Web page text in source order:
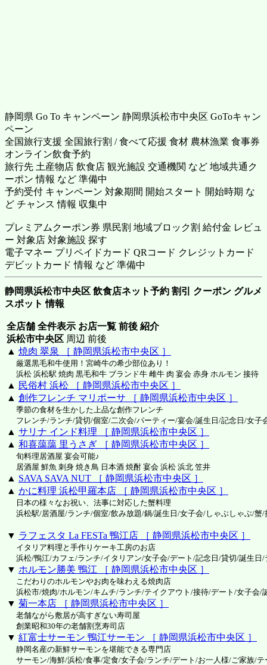
静岡県 Go To キャンペーン 静岡県浜松市中央区 GoToキャン
ペーン
全国旅行支援 全国旅行割 / 食べて応援 食材 農林漁業 食事券
オンライン飲食予約
旅行先 土産物店 飲食店 観光施設 交通機関 など 地域共通ク
ーポン 情報 など 準備中
予約受付 キャンペーン 対象期間 開始スタート 開始時期 な
ど チャンス 情報 収集中
プレミアムクーポン券 県民割 地域ブロック割 給付金 レビュ
ー 対象店 対象施設 探す
電子マネー プリペイドカード QRコード クレジットカード
デビットカード 情報 など 準備中
静岡県浜松市中央区 飲食店ネット予約 割引 クーポン グルメ
スポット 情報
全店舗 全件表示 お店一覧 前後 紹介
浜松市中央区 周辺 前後
▲ 焼肉 翠泉 ［ 静岡県浜松市中央区 ］
厳選黒毛和牛使用！宮崎牛の希少部位あり！
浜松 浜松駅 焼肉 黒毛和牛 ブランド牛 雌牛 肉 宴会 赤身 ホルモン 接待
▲ 民俗村 浜松 ［ 静岡県浜松市中央区 ］
▲ 創作フレンチ マリポーサ ［ 静岡県浜松市中央区 ］
季節の食材を生かした上品な創作フレンチ
フレンチ/ランチ/貸切/個室/二次会/パーティー/宴会/誕生日/記念日/女子
▲ サリナ インド料理 ［ 静岡県浜松市中央区 ］
▲ 和喜藹藹 里うさぎ ［ 静岡県浜松市中央区 ］
旬料理居酒屋 宴会可能♪
居酒屋 鮮魚 刺身 焼き鳥 日本酒 焼酎 宴会 浜松 浜北 笠井
▲ SAVA SAVA NUT ［ 静岡県浜松市中央区 ］
▲ かに料理 浜松甲羅本店 ［ 静岡県浜松市中央区 ］
日本の様々なお祝い、法事に対応した蟹料理
浜松駅/居酒屋/ランチ/個室/飲み放題/鍋/誕生日/女子会/しゃぶしゃぶ/蟹/
▼ ラフェスタ La FESTa 鴨江店 ［ 静岡県浜松市中央区 ］
イタリア料理と手作りケーキ工房のお店
浜松/鴨江/カフェ/ランチ/イタリアン/女子会/デート/記念日/貸切/誕生日/
▼ ホルモン勝美 鴨江 ［ 静岡県浜松市中央区 ］
こだわりのホルモンやお肉を味わえる焼肉店
浜松市/焼肉/ホルモン/キムチ/ランチ/テイクアウト/接待/デート/女子会/
▼ 菊一本店 ［ 静岡県浜松市中央区 ］
老舗ながら敷居が高すぎない寿司屋
創業昭和30年の老舗割烹寿司店
▼ 紅富士サーモン 鴨江サーモン ［ 静岡県浜松市中央区 ］
静岡名産の新鮮サーモンを堪能できる専門店
サーモン/海鮮/浜松/食事/定食/女子会/ランチ/デート/お一人様/ご家族/テ